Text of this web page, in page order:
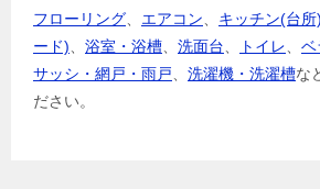
フローリング エアコン キッチン(台所)
ード)
浴室・浴槽 洗面台 トイレ ベ
サッシ・網戸・雨戸
洗濯機・洗濯槽な
ださい。